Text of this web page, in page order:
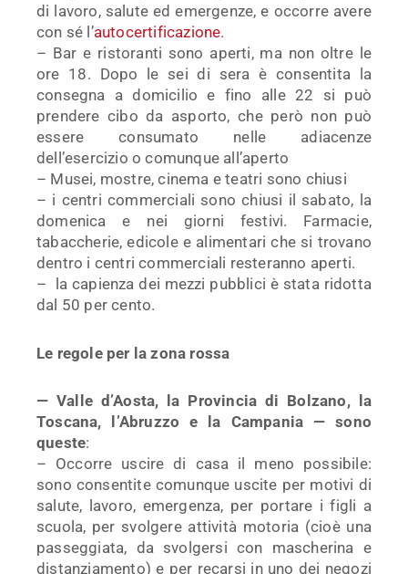
di lavoro, salute ed emergenze, e occorre avere
con sé l’autocertificazione.
– Bar e ristoranti sono aperti, ma non oltre le
ore 18. Dopo le sei di sera è consentita la
consegna a domicilio e fino alle 22 si può
prendere cibo da asporto, che però non può
essere consumato nelle adiacenze
dell’esercizio o comunque all’aperto
– Musei, mostre, cinema e teatri sono chiusi
– i centri commerciali sono chiusi il sabato, la
domenica e nei giorni festivi. Farmacie,
tabaccherie, edicole e alimentari che si trovano
dentro i centri commerciali resteranno aperti.
– la capienza dei mezzi pubblici è stata ridotta
dal 50 per cento.
Le regole per la zona rossa
— Valle d’Aosta, la Provincia di Bolzano, la
Toscana, l’Abruzzo e la Campania — sono
queste:
– Occorre uscire di casa il meno possibile:
sono consentite comunque uscite per motivi di
salute, lavoro, emergenza, per portare i figli a
scuola, per svolgere attività motoria (cioè una
passeggiata, da svolgersi con mascherina e
distanziamento) e per recarsi in uno dei negozi